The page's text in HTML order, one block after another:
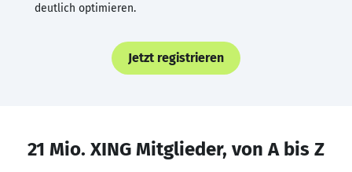
deutlich optimieren.
Jetzt registrieren
21 Mio. XING Mitglieder, von A bis Z